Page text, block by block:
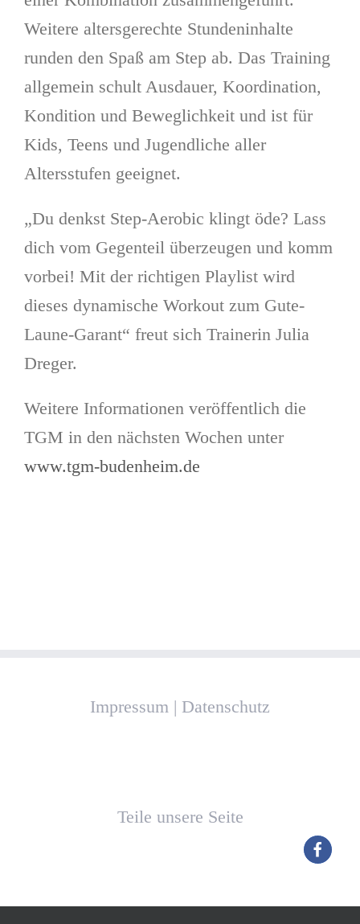
Weitere altersgerechte Stundeninhalte
runden den Spaß am Step ab. Das Training
allgemein schult Ausdauer, Koordination,
Kondition und Beweglichkeit und ist für
Kids, Teens und Jugendliche aller
Altersstufen geeignet.
„Du denkst Step-Aerobic klingt öde? Lass
dich vom Gegenteil überzeugen und komm
vorbei! Mit der richtigen Playlist wird
dieses dynamische Workout zum Gute-
Laune-Garant“ freut sich Trainerin Julia
Dreger.
Weitere Informationen veröffentlich die
TGM in den nächsten Wochen unter
www.tgm-budenheim.de
Impressum | Datenschutz
Teile unsere Seite